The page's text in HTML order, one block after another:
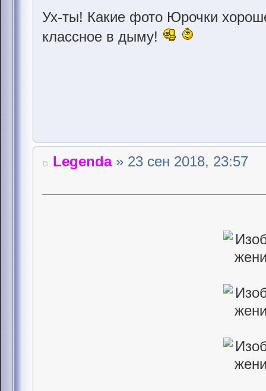
Ух-ты! Какие фото Юрочки
классное в дыму!
Legenda» 23 сен 2018, 23:57